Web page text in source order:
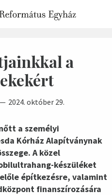
a
2024. október 29.
a személyi
Kórház Alapítványnak
A közel
készüléket
építkezésre, valamint
finanszírozására